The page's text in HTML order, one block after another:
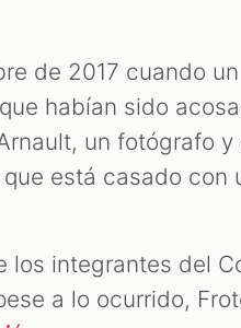
de 2017 cuando
habían sido
un fotógrafo y
está casado con
los integrantes del
a lo ocurrido,